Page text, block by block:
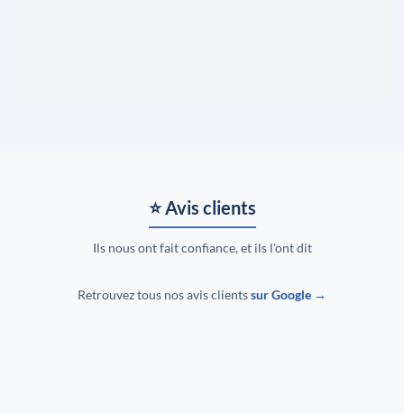
⭐ Avis clients
Ils nous ont fait confiance, et ils l'ont dit
Retrouvez tous nos avis clientssur Google →